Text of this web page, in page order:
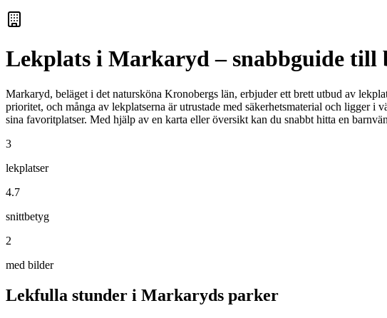
Lekplats i Markaryd – snabbguide till
Markaryd, beläget i det natursköna Kronobergs län, erbjuder ett brett utbud av
prioritet, och många av lekplatserna är utrustade med säkerhetsmaterial och ligger
sina favoritplatser. Med hjälp av en karta eller översikt kan du snabbt hitta en
3
lekplatser
4.7
snittbetyg
2
med bilder
Lekfulla stunder i Markaryds parker